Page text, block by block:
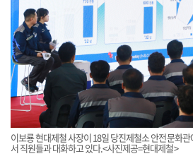
이보룡 현대제철 사장이 18일 당진제철소 안전문화관
서 직원들과 대화하고 있다.<사진제공=현대제철>